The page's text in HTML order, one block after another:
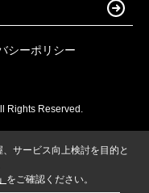
シーポリシー
Rights Reserved.
サービス向上検討を目的と
をご確認ください。